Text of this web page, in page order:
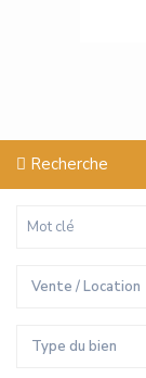
Recherche
Vente / Location
Type du bien